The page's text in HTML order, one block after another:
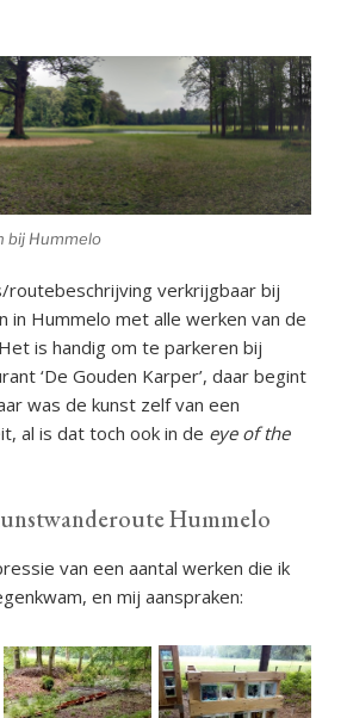
bij Hummelo
routebeschrijving verkrijgbaar bij
in Hummelo met alle werken van de
is handig om te parkeren bij
‘De Gouden Karper’, daar begint
was de kunst zelf van een
al is dat toch ook in de eye of the
Hummelo
van een aantal werken die ik
en mij aanspraken: